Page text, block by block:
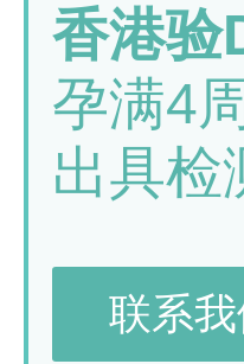
香港验
孕满4
出具检
联系我